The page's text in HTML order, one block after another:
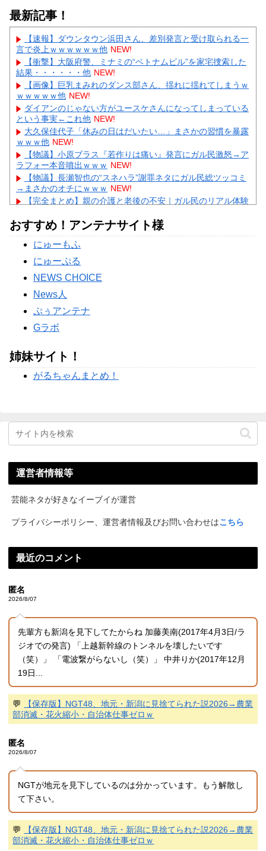
最新記事！
【速報】ダウンタウン浜田さん、差別発言と受け取られる一
言で炎上ｗｗｗｗｗｗ他 NEW!
【衝撃】大阪府警、ミナミの“ベトナムビル”を家宅捜索した
結果・・・・・・他 NEW!
【画像】巨乳まみれのダンス部さん、揺れに揺れてしまうｗ
ｗｗｗｗｗ他 NEW!
ダイアンのじゃない方がユースケさんになってしまっている
という事実←これ他 NEW!
大久保佳代子「休みの日はだいたい…」まさかの習慣を暴露
ｗｗｗ他 NEW!
【物議】小原ブラス『若作りは痛い』発言にガル民激怒→ア
ラフォー本音噴出ｗｗｗ NEW!
【物議】長瀬智也の“スネハラ”謝罪ネタにガル民総ツッコミ
→まさかのオチにｗｗｗ NEW!
【完全まとめ】親の介護と老後の不安｜ガル民のリアル体験
【物議】元TBSアナ山本里菜が離婚報告→”宝物”発言にガル
民総ツッコミｗｗｗ NEW!
【物議】田中圭、違約金完済を飲み会で宣言→ガル民「反省
ゼロ」と大荒れｗｗｗ
Powered by livedoor 相互RSS
おすすめ！アンテナサイト様
にゅーもふ
にゅーぷる
NEWS CHOICE
News人
ぷぅアンテナ
Gラボ
姉妹サイト！
がるちゃんまとめ！
運営者情報等
芸能ネタが好きなイーブイが運営
プライバシーポリシー、運営者情報及びお問い合わせはこちら
最近のコメント
匿名
2026/8/07
先輩方も新潟を見下してたからね 加藤美南(2017年4月3日/ラ
ジオでの発言) 「上越新幹線のトンネルを壊したいです
（笑）」 「電波繋がらないし（笑）」 中井りか(2017年12月
19日...
💬
【保存版】NGT48、地元・新潟に見捨てられた説2026→農業
部消滅・花火縮小・自治体仕事ゼロｗ
匿名
2026/8/07
NGTが地元を見下しているのは分かっています。もう解散し
て下さい。
💬
【保存版】NGT48、地元・新潟に見捨てられた説2026→農業
部消滅・花火縮小・自治体仕事ゼロｗ